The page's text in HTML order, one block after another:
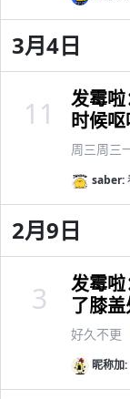
3月4日
发霉
时候
周三周三
saber:
11
2月9日
发霉
了膝
好久不更
昵称加:
3